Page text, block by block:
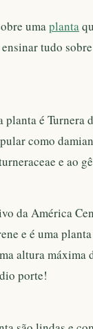
umaplanta
tudo
é Turnera
como
e ao
da América
e é uma
altura máxima
porte!